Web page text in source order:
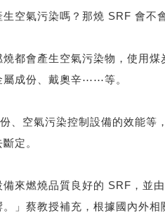
空氣污染嗎？那燒 SRF 會不
都會產生空氣污染物，使用
屬成份、戴奧辛⋯⋯等。
、空氣污染控制設備的效能
定。
備來燃燒品質良好的 SRF，
」蔡教授補充，根據國內外